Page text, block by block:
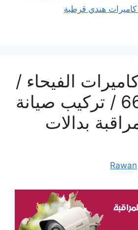
هندي قرطبة
الفيحاء /
66428585 / تركيب صيانة
بدالات
Rawan